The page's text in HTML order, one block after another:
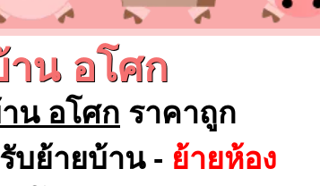
าน อโศก
น อโศก ราคาถูก
บย้ายบ้าน - ย้ายห้อง